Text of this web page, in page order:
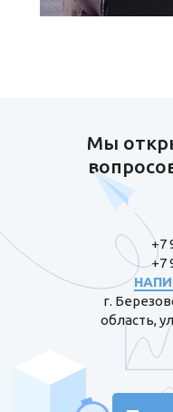
Мы
+7
+7
г.
область,